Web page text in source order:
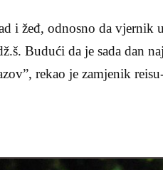
i žeđ, odnosno da vjernik
Budući da je sada dan
rekao je zamjenik